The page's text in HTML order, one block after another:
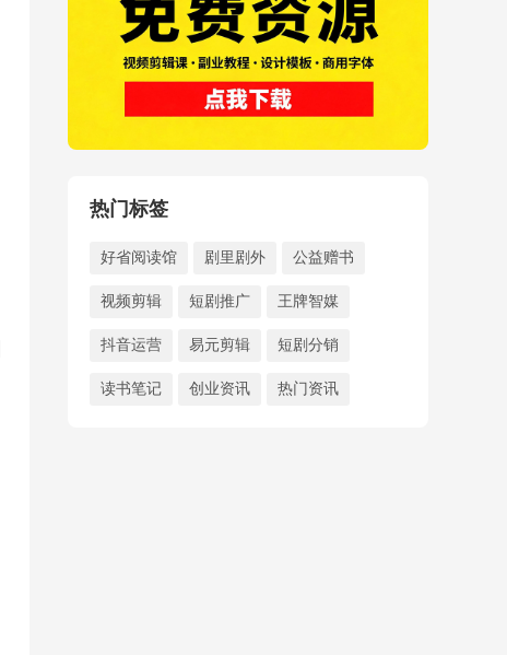
热门标签
好省阅读馆 剧里剧外 公益赠书
视频剪辑 短剧推广 王牌智媒
抖音运营 易元剪辑 短剧分销
读书笔记 创业资讯 热门资讯